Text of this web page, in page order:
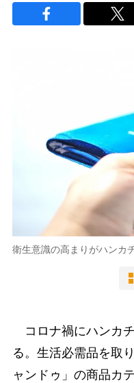
衛生意識の高まりがハンカ
コロナ禍にハンカ
る。生活必需品を取
ャンドゥ」の商品カ